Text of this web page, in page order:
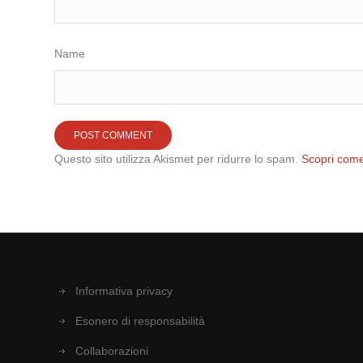
Name
Questo sito utilizza Akismet per ridurre lo spam.Scopri
Informativa privacy
Esonero di responsabilità
Collaborazioni